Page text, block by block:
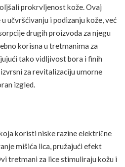
prokrvljenost kože. Ovaj
učvršćivanju i podizanju kože, već
drugih proizvoda za njegu
korisna u tretmanima za
tako vidljivost bora i finih
za revitalizaciju umorne
izgled.
koristi niske razine električne
mišića lica, pružajući efekt
tretmani za lice stimuliraju kožu i